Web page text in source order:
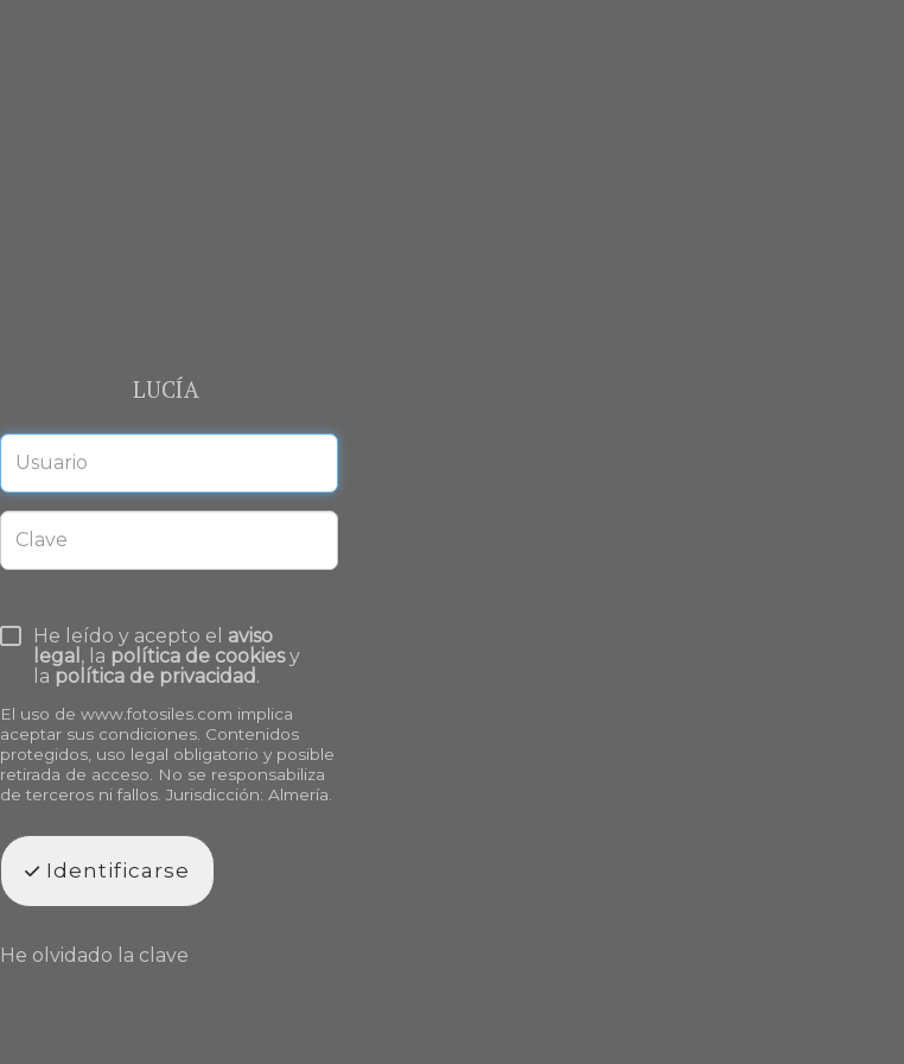
LUCÍA
He leído y acepto el aviso
legal , la política de cookiesy
la política de privacidad.
El uso de www.fotosiles.com implica
aceptar sus condiciones. Contenidos
protegidos, uso legal obligatorio y posible
retirada de acceso. No se responsabiliza
de terceros ni fallos. Jurisdicción: Almería.
Identificarse
He olvidado la clave